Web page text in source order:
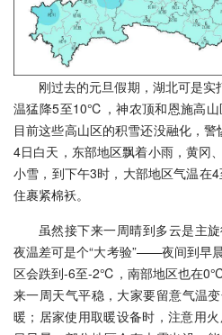
刚过去的元旦假期，湖北可是实
温猛降5至10℃，神农顶和恩施高山
目前这些高山区的积雪还没融化，
4日白天，东部地区飘着小雨，黄冈
小雪，到下午3时，大部地区气温
住裹紧棉袄。
虽然接下来一周晴到多云是主
夜温差可是个“大考验”——夜间到早
区会跌到-6至-2℃，南部地区也在
来一周天气平稳，大家要留意气温
暖；居家使用取暖设备时，注意用